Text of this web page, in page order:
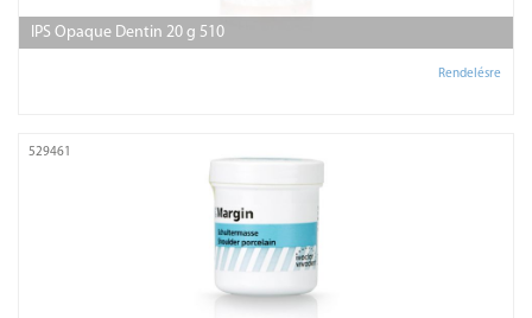
IPS Opaque Dentin 20 g 510
Rendelésre
529461